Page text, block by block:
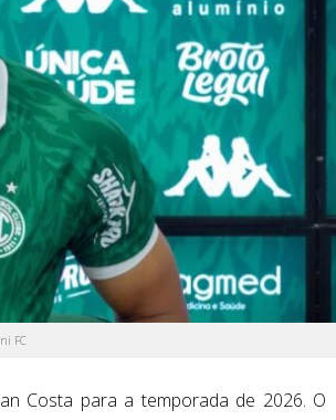
FC
Costa para a temporada de 2026. O